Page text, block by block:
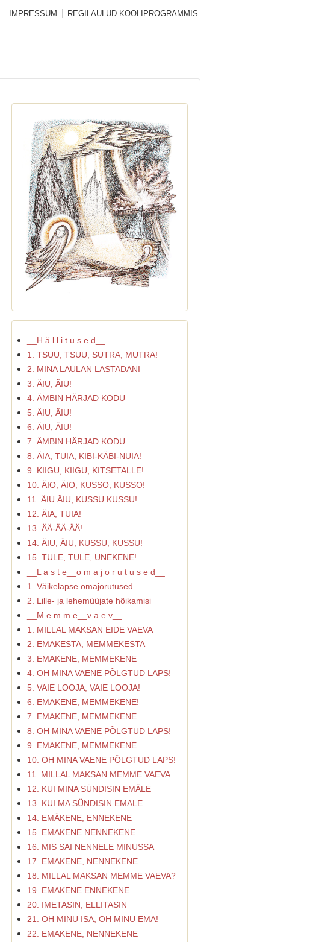
IMPRESSUM REGILAULUD KOOLIPROGRAMMIS
__H ä l l i t u s e d__
1. TSUU, TSUU, SUTRA, MUTRA!
2. MINA LAULAN LASTADANI
3. ÄIU, ÄIU!
4. ÄMBIN HÄRJAD KODU
5. ÄIU, ÄIU!
6. ÄIU, ÄIU!
7. ÄMBIN HÄRJAD KODU
8. ÄIA, TUIA, KIBI-KÄBI-NUIA!
9. KIIGU, KIIGU, KITSETALLE!
10. ÄIO, ÄIO, KUSSO, KUSSO!
11. ÄIU ÄIU, KUSSU KUSSU!
12. ÄIA, TUIA!
13. ÄÄ-ÄÄ-ÄÄ!
14. ÄIU, ÄIU, KUSSU, KUSSU!
15. TULE, TULE, UNEKENE!
__L a s t e__o m a j o r u t u s e d__
1. Väikelapse omajorutused
2. Lille- ja lehemüüjate hõikamisi
__M e m m e__v a e v__
1. MILLAL MAKSAN EIDE VAEVA
2. EMAKESTA, MEMMEKESTA
3. EMAKENE, MEMMEKENE
4. OH MINA VAENE PÕLGTUD LAPS!
5. VAIE LOOJA, VAIE LOOJA!
6. EMAKENE, MEMMEKENE!
7. EMAKENE, MEMMEKENE
8. OH MINA VAENE PÕLGTUD LAPS!
9. EMAKENE, MEMMEKENE
10. OH MINA VAENE PÕLGTUD LAPS!
11. MILLAL MAKSAN MEMME VAEVA
12. KUI MINA SÜNDISIN EMÄLE
13. KUI MA SÜNDISIN EMALE
14. EMÄKENE, ENNEKENE
15. EMAKENE NENNEKENE
16. MIS SAI NENNELE MINUSSA
17. EMAKENE, NENNEKENE
18. MILLAL MAKSAN MEMME VAEVA?
19. EMAKENE ENNEKENE
20. IMETASIN, ELLITASIN
21. OH MINU ISA, OH MINU EMA!
22. EMAKENE, NENNEKENE